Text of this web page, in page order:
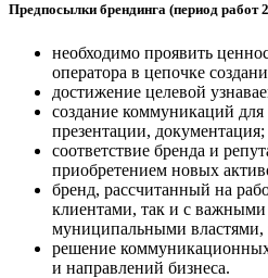
Предпосылки брендинга (период работ
необходимо проявить
оператора в цепочке
достижение целевой
создание коммуникаций
презентации, документация;
соответствие бренда и
приобретением новых
бренд, рассчитанный на
клиентами, так и с
муниципальными
решение коммуникационных
и направлений бизнеса.